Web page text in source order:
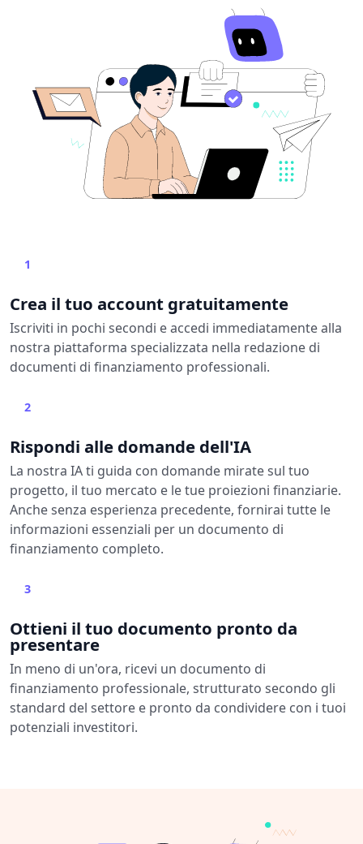
1
Crea il tuo account gratuitamente
Iscriviti in pochi secondi e accedi immediatamente alla
nostra piattaforma specializzata nella redazione di
documenti di finanziamento professionali.
2
Rispondi alle domande dell'IA
La nostra IA ti guida con domande mirate sul tuo
progetto, il tuo mercato e le tue proiezioni finanziarie.
Anche senza esperienza precedente, fornirai tutte le
informazioni essenziali per un documento di
finanziamento completo.
3
Ottieni il tuo documento pronto da
presentare
In meno di un'ora, ricevi un documento di
finanziamento professionale, strutturato secondo gli
standard del settore e pronto da condividere con i tuoi
potenziali investitori.